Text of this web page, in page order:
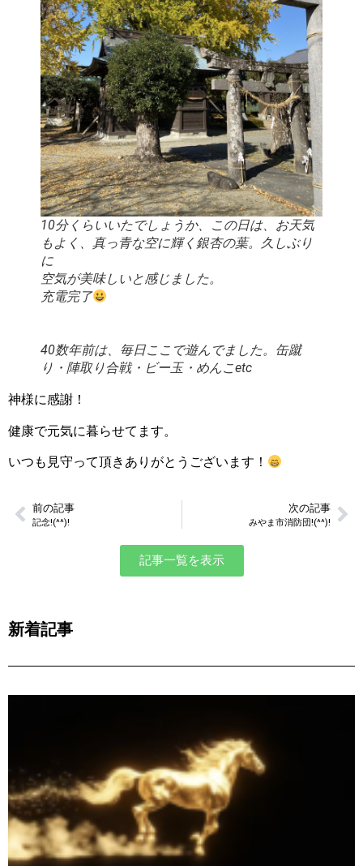
10分くらいいたでしょうか、この日は、お天気
もよく、真っ青な空に輝く銀杏の葉。久しぶり
に
空気が美味しいと感じました。
充電完了
40数年前は、毎日ここで遊んでました。缶蹴
り・陣取り合戦・ビー玉・めんこetc
神様に感謝！
健康で元気に暮らせてます。
いつも見守って頂きありがとうございます！
前の記事
記念!(^^)!
次の記事
みやま市消防団!(^^)!
記事一覧を表示
新着記事